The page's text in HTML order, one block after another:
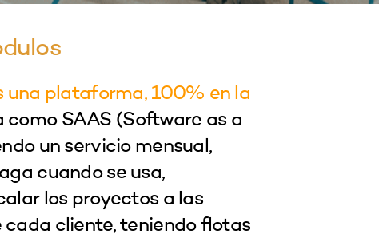
una plataforma, 100% en la
como SAAS (Software as a
un servicio mensual,
cuando se usa,
los proyectos a las
cada cliente, teniendo flotas